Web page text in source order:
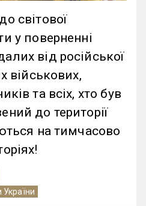
світової
у поверненні
від російської
військових,
та всіх, хто був
до території
на тимчасово
України